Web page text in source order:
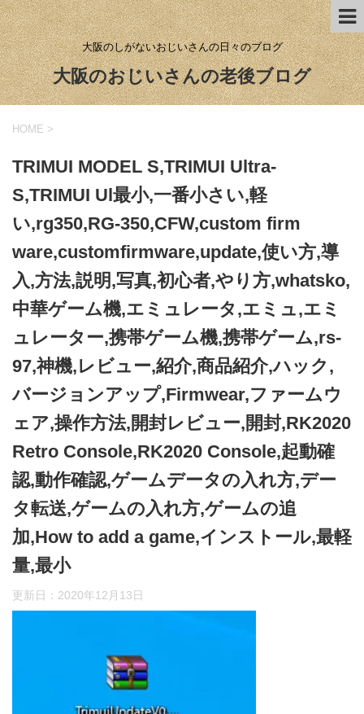
大阪のしがないおじいさんの日々のブログ
大阪のおじいさんの老後ブログ
HOME >
TRIMUI MODEL S,TRIMUI Ultra-
S,TRIMUI Ul最小,一番小さい,軽
い,rg350,RG-350,CFW,custom firm
ware,customfirmware,update,使い方,導
入,方法,説明,写真,初心者,やり方,whatsko,
中華ゲーム機,エミュレータ,エミュ,エミ
ュレーター,携帯ゲーム機,携帯ゲーム,rs-
97,神機,レビュー,紹介,商品紹介,ハック,
バージョンアップ,Firmwear,ファームウ
ェア,操作方法,開封レビュー,開封,RK2020
Retro Console,RK2020 Console,起動確
認,動作確認,ゲームデータの入れ方,デー
タ転送,ゲームの入れ方,ゲームの追
加,How to add a game,インストール,最軽
量,最小
更新日： 2020年12月13日